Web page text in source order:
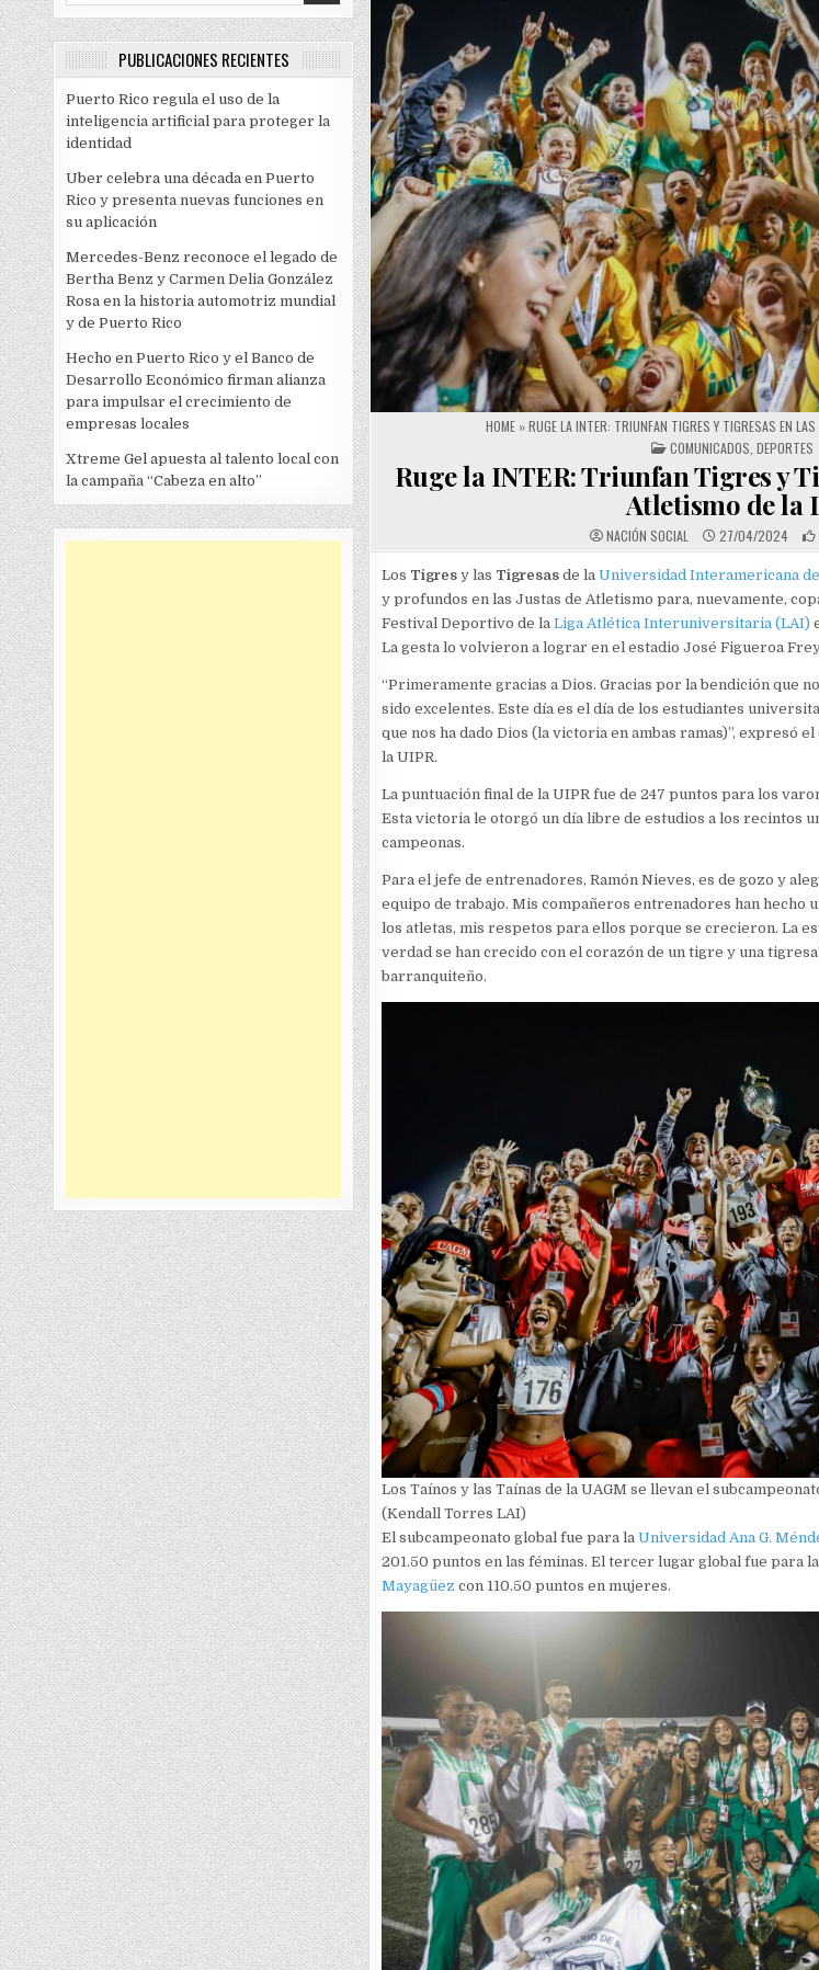
HOME»RUGE LA INTER: TRIUNFAN TIGRES Y TIGRESAS EN
POSTED IN
COMUNICADOS ,DEPORTES
Ruge la INTER: Triunfan Tigres y
Atletismo de la
NACIÓN SOCIAL 27/04/2024
Los Tigres y las Tigresasde la Universidad Interamericana
y profundos en las Justas de Atletismo para, nuevamente,
Festival Deportivo de la Liga Atlética Interuniversitaria (LAI)
La gesta lo volvieron a lograr en el estadio José Figueroa
“Primeramente gracias a Dios. Gracias por la bendición que
sido excelentes. Este día es el día de los estudiantes
que nos ha dado Dios (la victoria en ambas ramas)”, expresó
la UIPR.
La puntuación final de la UIPR fue de 247 puntos para los
Esta victoria le otorgó un día libre de estudios a los recintos
campeonas.
Para el jefe de entrenadores, Ramón Nieves, es de gozo y
equipo de trabajo. Mis compañeros entrenadores han hecho
los atletas, mis respetos para ellos porque se crecieron. La
verdad se han crecido con el corazón de un tigre y una
barranquiteño.
Los Taínos y las Taínas de la UAGM se llevan el
(Kendall Torres LAI)
El subcampeonato global fue para la Universidad Ana G.
201.50 puntos en las féminas. El tercer lugar global fue para la
Mayagüez con 110.50 puntos en mujeres.
PUBLICACIONES RECIENTES
Puerto Rico regula el uso de la
inteligencia artificial para proteger la
identidad
Uber celebra una década en Puerto
Rico y presenta nuevas funciones en
su aplicación
Mercedes-Benz reconoce el legado de
Bertha Benz y Carmen Delia González
Rosa en la historia automotriz mundial
y de Puerto Rico
Hecho en Puerto Rico y el Banco de
Desarrollo Económico firman alianza
para impulsar el crecimiento de
empresas locales
Xtreme Gel apuesta al talento local con
la campaña “Cabeza en alto”